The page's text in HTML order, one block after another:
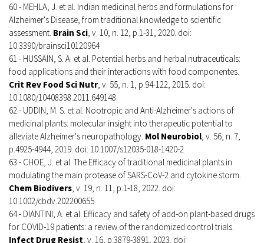
60 - MEHLA, J. et al. Indian medicinal herbs and formulations for
Alzheimer's Disease, from traditional knowledge to scientific
assessment. Brain Sci , v. 10, n. 12, p.1-31, 2020. doi:
10.3390/brainsci10120964
61 - HUSSAIN, S. A. et al. Potential herbs and herbal nutraceuticals:
food applications and their interactions with food componentes.
Crit Rev Food Sci Nutr , v. 55, n. 1, p.94-122, 2015. doi:
10.1080/10408398.2011.649148
62 - UDDIN, M. S. et al. Nootropic and Anti-Alzheimer's actions of
medicinal plants: molecular insight into therapeutic potential to
alleviate Alzheimer's neuropathology. Mol Neurobiol , v. 56, n. 7,
p.4925-4944, 2019. doi: 10.1007/s12035-018-1420-2
63 - CHOE, J. et al. The Efficacy of traditional medicinal plants in
modulating the main protease of SARS-CoV-2 and cytokine storm.
Chem Biodivers , v. 19, n. 11, p.1-18, 2022. doi:
10.1002/cbdv.202200655
64 - DIANTINI, A. et al. Efficacy and safety of add-on plant-based drugs
for COVID-19 patients: a review of the randomized control trials.
Infect Drug Resist , v. 16, p.3879-3891, 2023. doi: